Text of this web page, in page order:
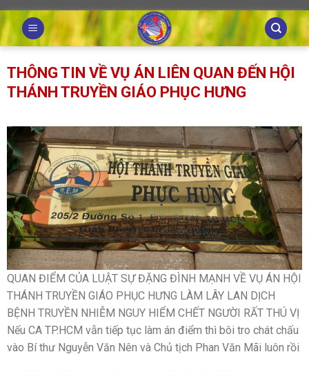
Skip
to
content
THÔNG TIN VỀ VỤ ÁN LIÊN QUAN ĐẾN HỘI
THÁNH TRUYỀN GIÁO PHỤC HƯNG
QUAN ĐIỂM CỦA LUẬT SỰ ĐẶNG ĐÌNH MẠNH VỀ VỤ ÁN HỘI
THÁNH TRUYỀN GIÁO PHỤC HƯNG LÀM LÂY LAN DỊCH
BỆNH TRUYỀN NHIỄM NGUY HIỂM CHẾT NGƯỜI RẤT THÚ VỊ
Nếu CA TP.HCM vẫn tiếp tục làm án điểm thì bôi tro chát chấu
vào Bí thư Nguyễn Văn Nên và Chủ tịch Phan Văn Mãi luôn rồi